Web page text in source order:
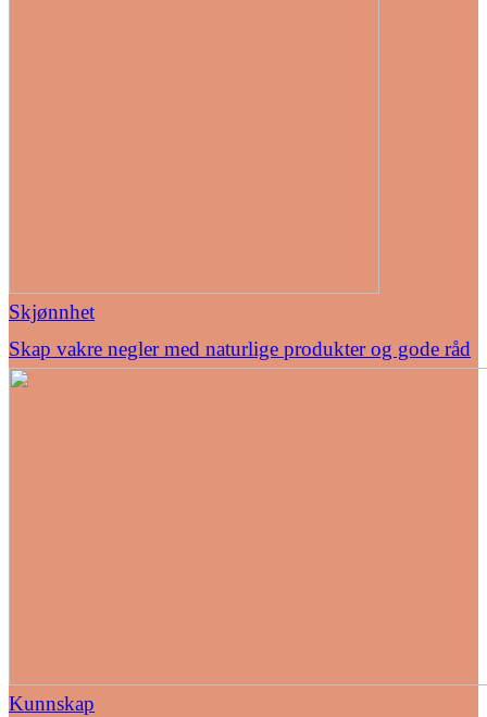
Skjønnhet
Skap vakre negler med naturlige produkter og gode råd
Kunnskap